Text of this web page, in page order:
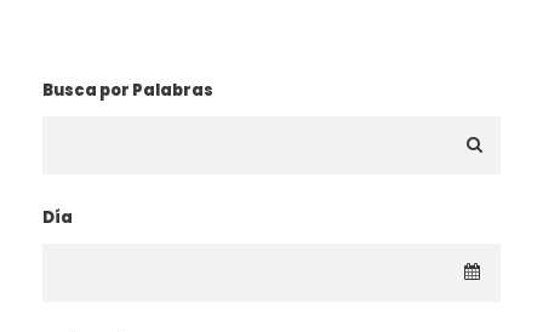
Busca por Palabras
Día